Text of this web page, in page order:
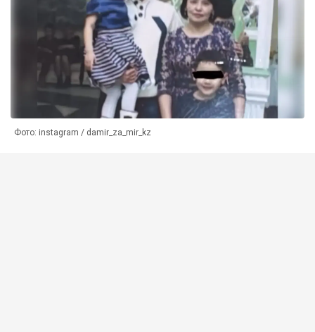
Фото: instagram / damir_za_mir_kz